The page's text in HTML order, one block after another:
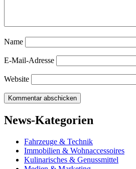
Name
E-Mail-Adresse
Website
News-Kategorien
Fahrzeuge & Technik
Immobilien & Wohnaccessoires
Kulinarisches & Genussmittel